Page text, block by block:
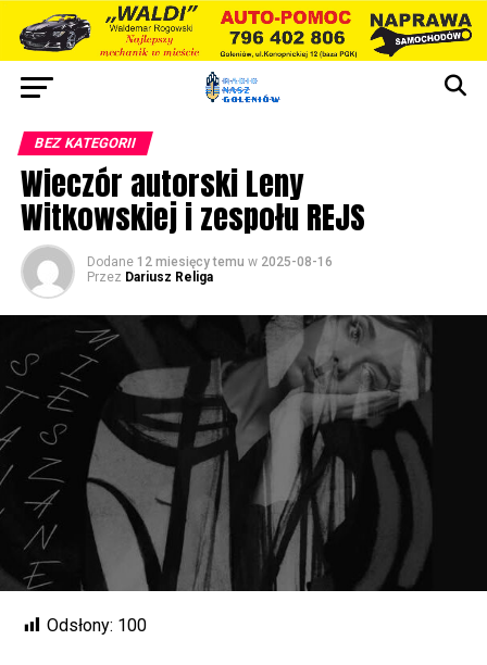
BEZ KATEGORII
Wieczór autorski Leny
Witkowskiej i zespołu REJS
Dodane 12 miesięcy temu w 2025-08-16
Przez Dariusz Religa
Odsłony: 100